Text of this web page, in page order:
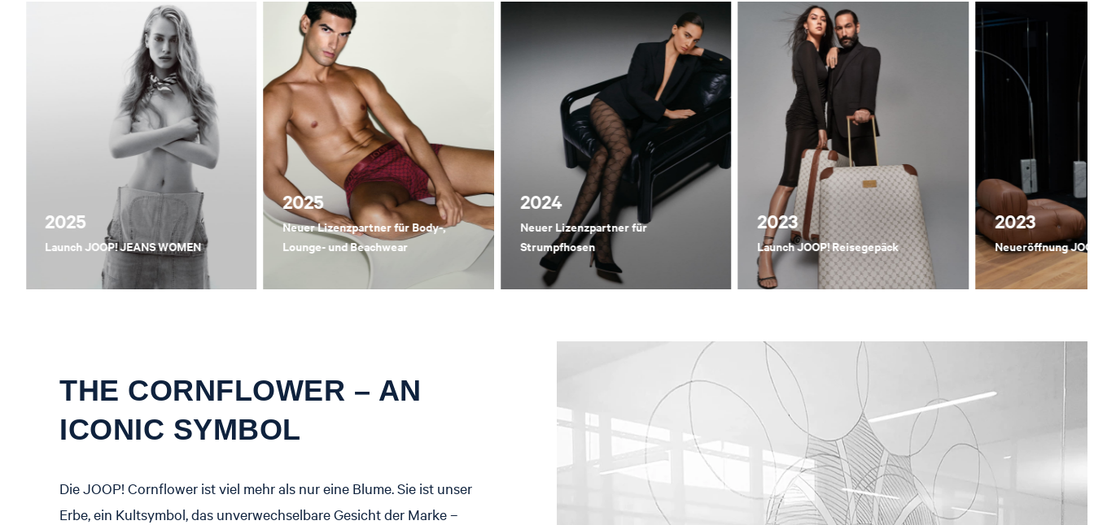
2025
Launch JOOP! JEANS WOMEN
2025
Neuer Lizenzpartner für Body-,
Lounge- und Beachwear
2024
Neuer Lizenzpartner für
Strumpfhosen
2023
Launch JOOP! Reisegepäck
2023
Neueröffnung
THE CORNFLOWER – AN
ICONIC SYMBOL
Die JOOP! Cornflower ist viel mehr als nur eine Blume. Sie ist unser
Erbe, ein Kultsymbol, das unverwechselbare Gesicht der Marke –